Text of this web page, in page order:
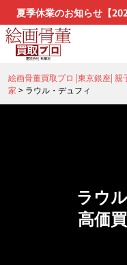
夏季休業のお知らせ【
(日)】
絵画骨董買取プロ |東京銀座|
家 > ラウル・デュフィ
ラウ
高価